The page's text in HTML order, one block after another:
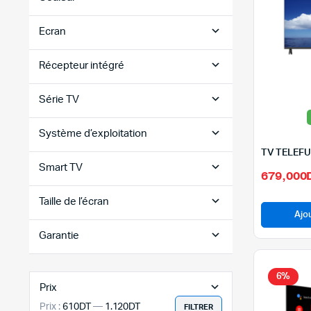
679,000
6%
Ecran
Récepteur intégré
Série TV
Système d’exploitation
Smart TV
Taille de l’écran
Garantie
Prix
FILTRER
Prix : 610DT — 1.120DT